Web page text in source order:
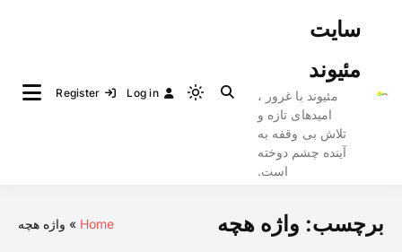
سایت
مئیوند
مئیوند با غرور ،
امیدهای تازه و
تلاش بی وقفه به
آینده چشم دوخته
است.
Light
Log in
Register
برچسب: واژه هچه Home واژه هچه